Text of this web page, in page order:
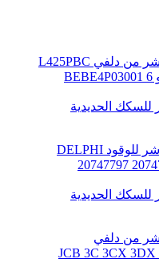
للسكك الحديدية
للسكك الحديدية